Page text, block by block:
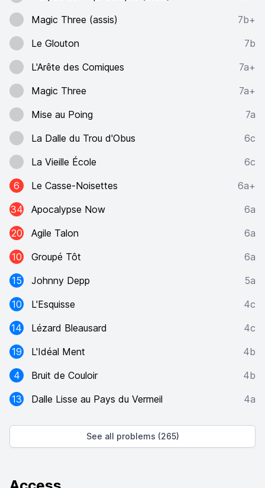
Magic Three (assis)
7b+
Le Glouton
7b
L'Arête des Comiques
7a+
Magic Three
7a+
Mise au Poing
7a
La Dalle du Trou d'Obus
6c
La Vieille École
6c
6
Le Casse-Noisettes
6a+
34
Apocalypse Now
6a
20
Agile Talon
6a
10
Groupé Tôt
6a
15
Johnny Depp
5a
10
L'Esquisse
4c
14
Lézard Bleausard
4c
19
L'Idéal Ment
4b
4
Bruit de Couloir
4b
13
Dalle Lisse au Pays du Vermeil 4a
See all problems (265)